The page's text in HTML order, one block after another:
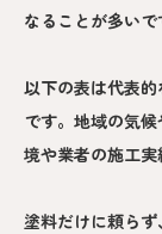
なることが多いで
以下の表は代表
です。地域の気
境や業者の施工実
塗料だけに頼ら